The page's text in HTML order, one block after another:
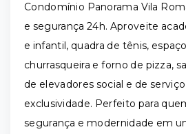
Condomínio Panorama Vila
e segurança 24h. Aproveite
e infantil, quadra de tênis,
churrasqueira e forno de pizza,
de elevadores social e de
exclusividade. Perfeito para
segurança e modernidade em